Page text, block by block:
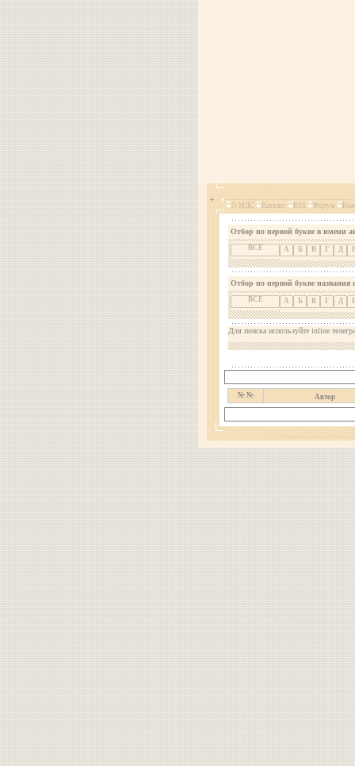
О МДС Каталог RSS Форум
Отбор по первой букве в имени
ВСЕ А Б В Г Д
Отбор по первой букве названия
ВСЕ А Б В Г Д
Для поиска используйте inline
№ № Автор